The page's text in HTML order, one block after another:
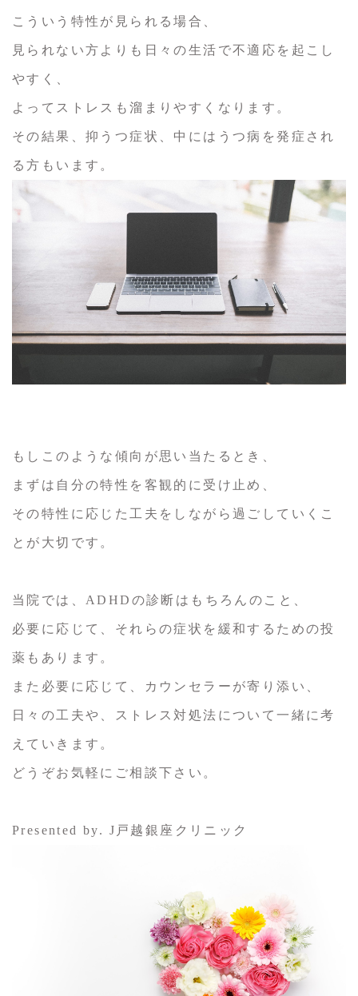
こういう特性が見られる場合、
見られない方よりも日々の生活で不適応を起こし
やすく、
よってストレスも溜まりやすくなります。
その結果、抑うつ症状、中にはうつ病を発症され
る方もいます。
もしこのような傾向が思い当たるとき、
まずは自分の特性を客観的に受け止め、
その特性に応じた工夫をしながら過ごしていくこ
とが大切です。
当院では、ADHDの診断はもちろんのこと、
必要に応じて、それらの症状を緩和するための投
薬もあります。
また必要に応じて、カウンセラーが寄り添い、
日々の工夫や、ストレス対処法について一緒に考
えていきます。
どうぞお気軽にご相談下さい。
Presented by. J戸越銀座クリニック